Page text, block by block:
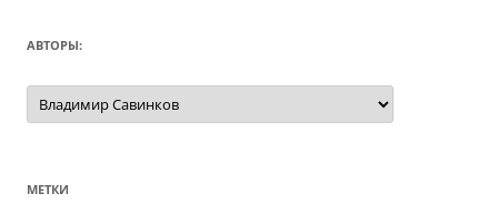
АВТОРЫ:
Авторы:
МЕТКИ